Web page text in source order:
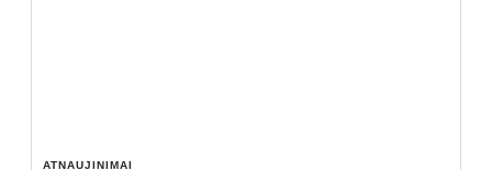
ATNAUJINIMAI